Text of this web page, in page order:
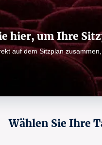
hier, um Ihre
auf dem Sitzplan
Wählen Sie Ihre